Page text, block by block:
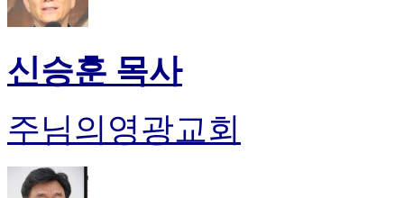
신승훈 목사
주님의영광교회